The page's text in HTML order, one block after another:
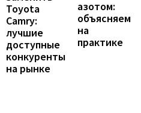
Toyota
Camry:
лучшие
доступные
конкуренты
на рынке
азотом:
объясняем
на
практике